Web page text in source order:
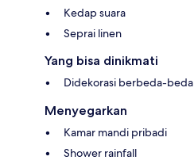
Kedap suara
Seprai linen
Yang bisa dinikmati
Didekorasi berbeda-beda
Menyegarkan
Kamar mandi pribadi
Shower rainfall